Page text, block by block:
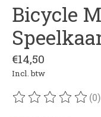
Bicycle
€14,50
Incl. btw
De beoordeling (0)